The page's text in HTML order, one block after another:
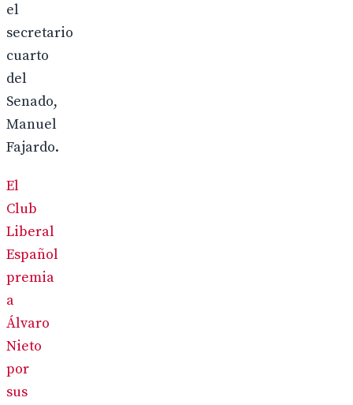
el
secretario
cuarto
del
Senado,
Manuel
Fajardo.
El
Club
Liberal
Español
premia
a
Álvaro
Nieto
por
sus